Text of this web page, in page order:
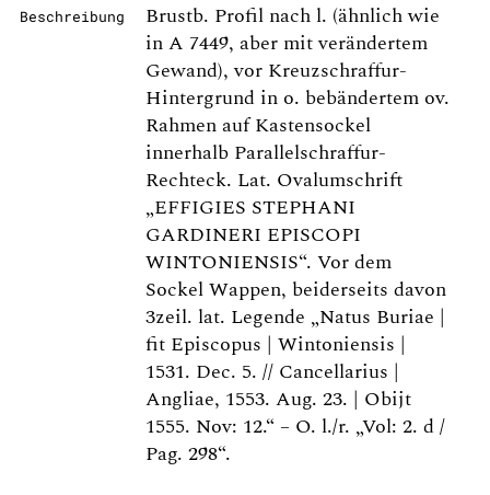
Beschreibung
Brustb. Profil nach l. (ähnlich wie
in A 7449, aber mit verändertem
Gewand), vor Kreuzschraffur-
Hintergrund in o. bebändertem ov.
Rahmen auf Kastensockel
innerhalb Parallelschraffur-
Rechteck. Lat. Ovalumschrift
„EFFIGIES STEPHANI
GARDINERI EPISCOPI
WINTONIENSIS“. Vor dem
Sockel Wappen, beiderseits davon
3zeil. lat. Legende „Natus Buriae |
fit Episcopus | Wintoniensis |
1531. Dec. 5. // Cancellarius |
Angliae, 1553. Aug. 23. | Obijt
1555. Nov: 12.“ – O. l./r. „Vol: 2. d /
Pag. 298“.